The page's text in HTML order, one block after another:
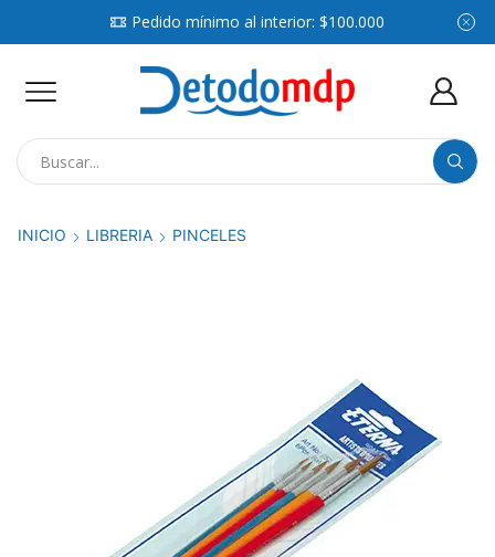
Pedido mínimo al interior: $100.000
INICIO LIBRERIA PINCELES